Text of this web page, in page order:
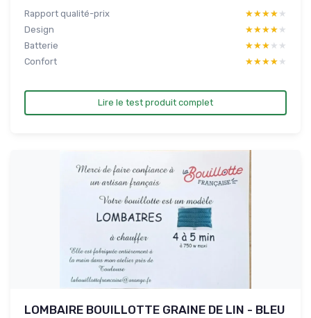
Rapport qualité-prix ★★★★★
★★★★★
Design
★★★★★
★★★★★
Batterie
★★★★★
★★★★★
Confort
★★★★★
★★★★★
Lire le test produit complet
LOMBAIRE BOUILLOTTE GRAINE DE LIN - BLEU